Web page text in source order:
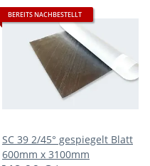
BEREITS NACHBESTELLT
SC 39 2/45° gespiegelt Blatt
600mm x 3100mm